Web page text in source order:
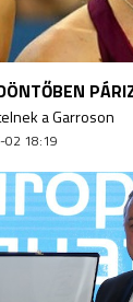
a Garroson
18:19